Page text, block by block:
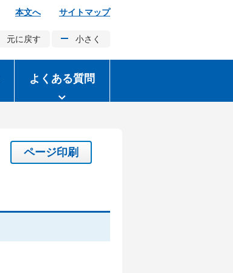
本文へ サイトマップ
元に戻す 小さく
よくある質問
ページ印刷